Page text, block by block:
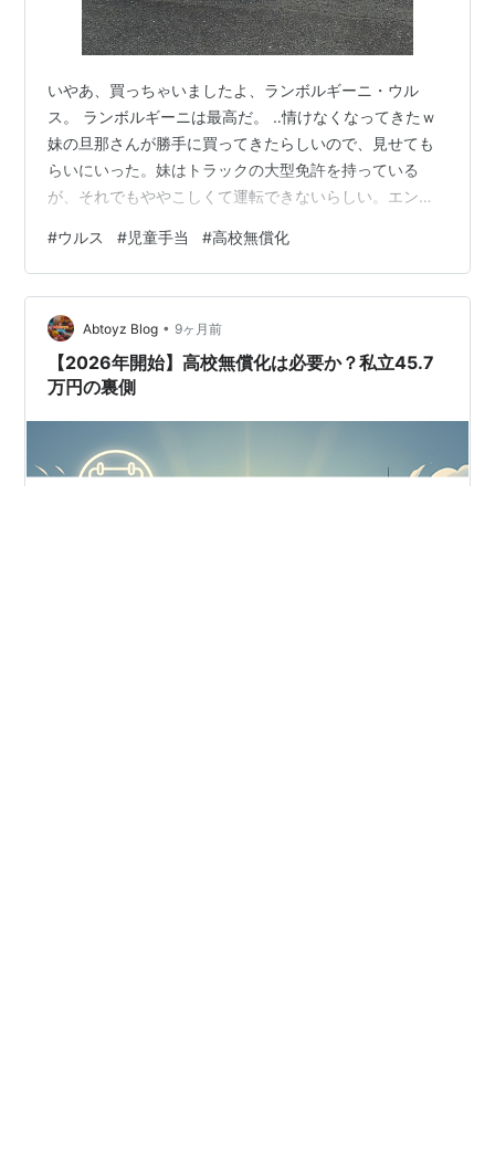
いやあ、買っちゃいましたよ、ランボルギーニ・ウル
ス。 ランボルギーニは最高だ。 ‥情けなくなってきたｗ
妹の旦那さんが勝手に買ってきたらしいので、見せても
らいにいった。妹はトラックの大型免許を持っている
が、それでもややこしくて運転できないらしい。エンジ
レンデ乗ってるし、やはり経営者はすごいな。勝手に買
ってくるのがすごいｗ 勤務医では美容にでもいかないと
買えないわｗ news.yahoo.co.jp 抜粋。 『倉田さんはこ
の件を報じたニュース記事を引用し、「『子どもがいる
家庭』『いない家庭』で、現金給付という形で大きな差
をつけることには賛成でき…
#ウルス #児童手当 #高校無償化
Abtoyz Blog • 9ヶ月前
【2026年開始】高校無償化は必要か？私立45.7
万円の裏側